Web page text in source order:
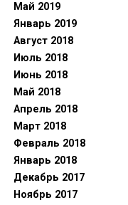
Май 2019
Январь 2019
Август 2018
Июль 2018
Июнь 2018
Май 2018
Апрель 2018
Март 2018
Февраль 2018
Январь 2018
Декабрь 2017
Ноябрь 2017